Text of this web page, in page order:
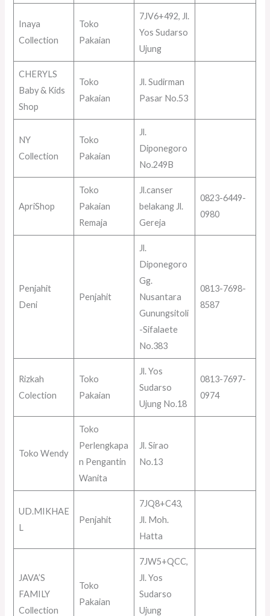
Inaya
Collection
Toko
Pakaian
7JV6+492, Jl.
Yos Sudarso
Ujung
CHERYLS
Baby & Kids
Shop
Toko
Pakaian
Jl. Sudirman
Pasar No.53
NY
Collection
Toko
Pakaian
Jl.
Diponegoro
No.249B
ApriShop
Toko
Pakaian
Remaja
Jl.canser
belakang Jl.
Gereja
0823-6449-
0980
Penjahit
Deni
Penjahit
Jl.
Diponegoro
Gg.
Nusantara
Gunungsitoli
-Sifalaete
No.383
0813-7698-
8587
Rizkah
Colection
Toko
Pakaian
Jl. Yos
Sudarso
Ujung No.18
0813-7697-
0974
Toko Wendy
Toko
Perlengkapa
n Pengantin
Wanita
Jl. Sirao
No.13
UD.MIKHAE
L
Penjahit
7JQ8+C43,
Jl. Moh.
Hatta
JAVA’S
FAMILY
Collection
Toko
Pakaian
7JW5+QCC,
Jl. Yos
Sudarso
Ujung